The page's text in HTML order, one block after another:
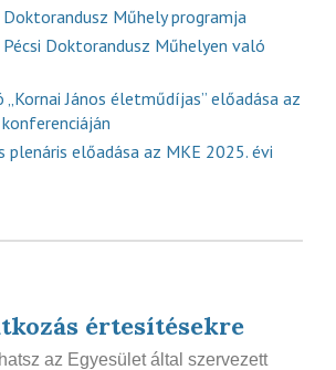
Doktorandusz Műhely programja
Pécsi Doktorandusz Műhelyen való
János életműdíjas” előadása az
plenáris előadása az MKE 2025. évi
értesítésekre
az Egyesület által szervezett